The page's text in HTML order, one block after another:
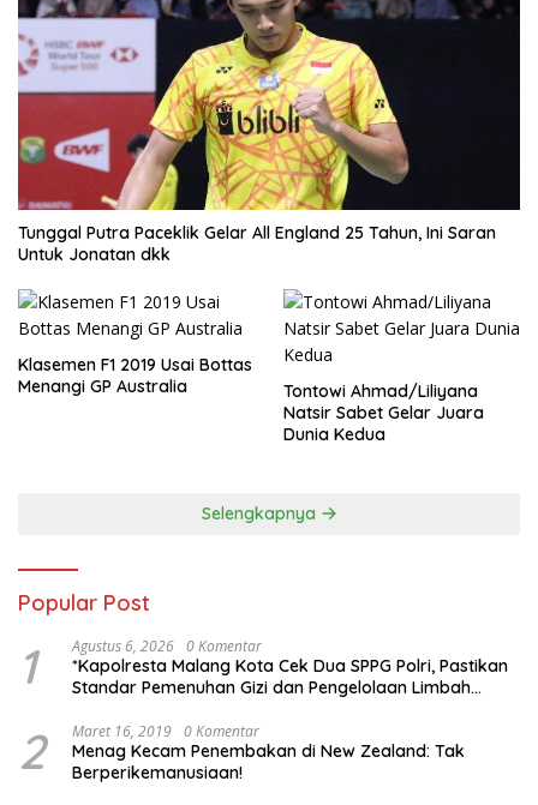
Tunggal Putra Paceklik Gelar All England 25 Tahun, Ini Saran
Untuk Jonatan dkk
Klasemen F1 2019 Usai Bottas
Menangi GP Australia
Tontowi Ahmad/Liliyana
Natsir Sabet Gelar Juara
Dunia Kedua
Selengkapnya
Popular Post
1 Agustus 6, 2026 0 Komentar
*Kapolresta Malang Kota Cek Dua SPPG Polri, Pastikan
Standar Pemenuhan Gizi dan Pengelolaan Limbah
2 Maret 16, 2019 0 Komentar
Menag Kecam Penembakan di New Zealand: Tak
Berperikemanusiaan!